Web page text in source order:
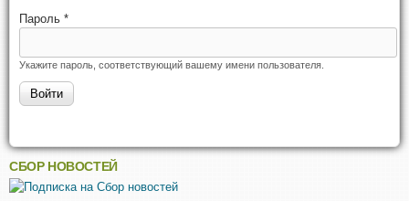
Пароль *
Укажите пароль, соответствующий вашему имени пользователя.
СБОР НОВОСТЕЙ